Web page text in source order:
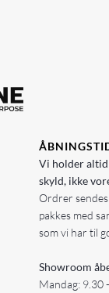
Vi holder
skyld, ikke
Ordrer
pakkes med
som vi har til
Showroom
Mandag: 9.30